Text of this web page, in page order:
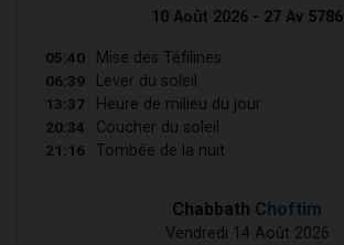
10 Août 2026 - 27 Av 5786
05:40 Mise des Téfilines
06:39 Lever du soleil
13:37 Heure de milieu du jour
20:34 Coucher du soleil
21:16 Tombée de la nuit
Chabbath Choftim
Vendredi 14 Août 2026